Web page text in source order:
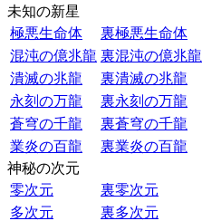
未知の新星
極悪生命体
裏極悪生命体
混沌の億兆龍 裏混沌の億兆龍
潰滅の兆龍
裏潰滅の兆龍
永刻の万龍
裏永刻の万龍
蒼穹の千龍
裏蒼穹の千龍
業炎の百龍
裏業炎の百龍
神秘の次元
零次元
裏零次元
多次元
裏多次元